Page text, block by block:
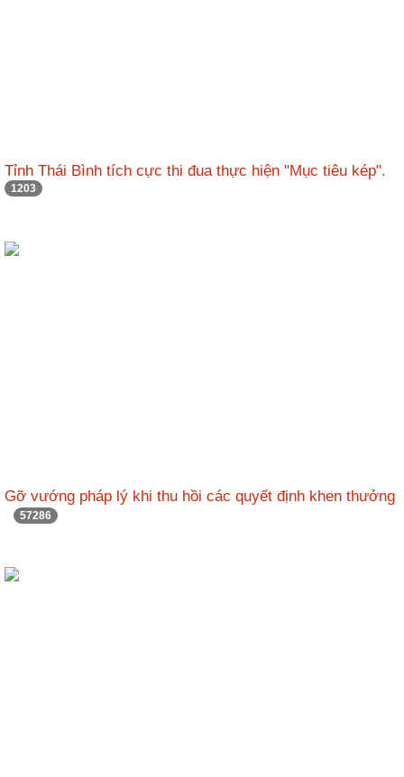
Tỉnh Thái Bình tích cực thi đua thực hiện "Mục tiêu kép".
1203
Gỡ vướng pháp lý khi thu hồi các quyết định khen thưởng
57286